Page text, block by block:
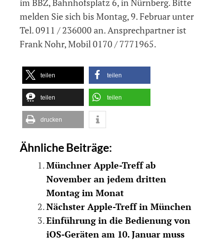
melden Sie sich bis Montag, 9. Februar unter
Tel. 0911 / 236000 an. Ansprechpartner ist
Frank Nohr, Mobil 0170 / 7771965.
teilen teilen
teilen teilen
drucken
Ähnliche Beiträge:
Münchner Apple-Treff ab
November an jedem dritten
Montag im Monat
Nächster Apple-Treff in München
Einführung in die Bedienung von
iOS-Geräten am 10. Januar muss